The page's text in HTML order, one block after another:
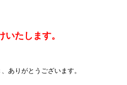
いたします。
ありがとうございます。